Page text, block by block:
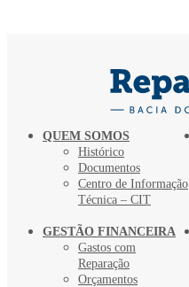
QUEM SOMOS
Histórico
Documentos
Centro de Informação
Técnica – CIT
GESTÃO FINANCEIRA
Gastos com
Reparação
Orçamentos